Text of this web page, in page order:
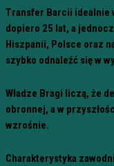
Transfer Barcii idealnie
dopiero 25 lat, a
Hiszpanii, Polsce oraz
szybko odnaleźć się w
Władze Bragi liczą, że
obronnej, a w
wzrośnie.
Charakterystyka